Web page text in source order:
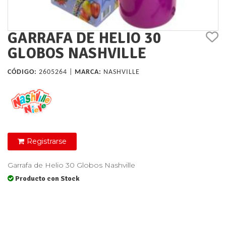
GARRAFA DE HELIO 30
GLOBOS NASHVILLE
CÓDIGO: 2605264 | MARCA: NASHVILLE
Registrarse
Garrafa de Helio 30 Globos Nashville
Producto con Stock